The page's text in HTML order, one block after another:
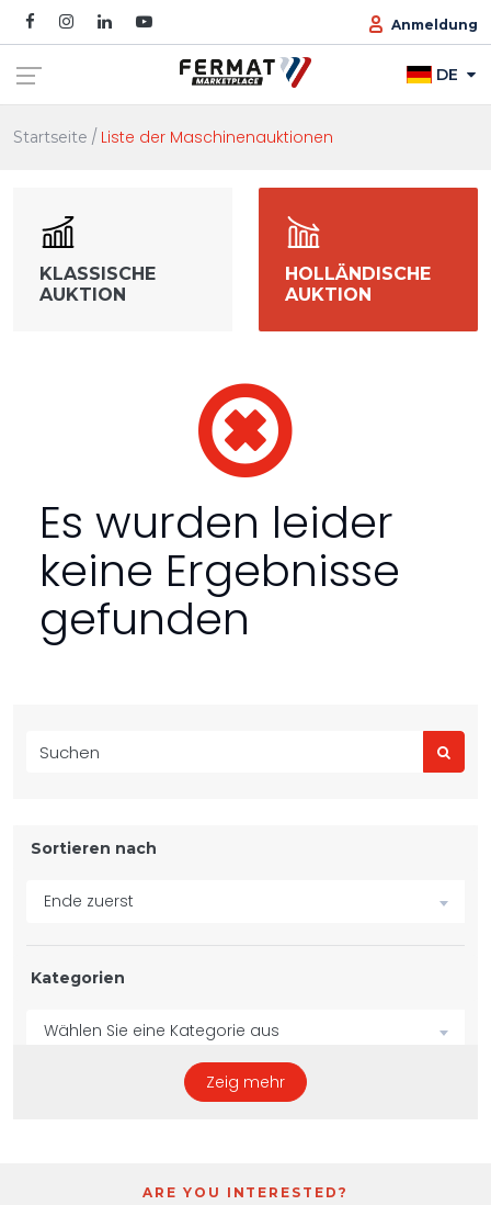
Anmeldung
DE
Startseite Liste der Maschinenauktionen
KLASSISCHE
AUKTION
HOLLÄNDISCHE
AUKTION
Es wurden leider
keine Ergebnisse
gefunden
Sortieren nach
Ende zuerst
Kategorien
Wählen Sie eine Kategorie aus
Zeig mehr
ARE YOU INTERESTED?